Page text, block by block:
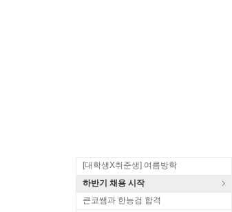
[대학생X취준생] 여름방학
하반기 채용 시작
큰코쌤과 한능검 합격